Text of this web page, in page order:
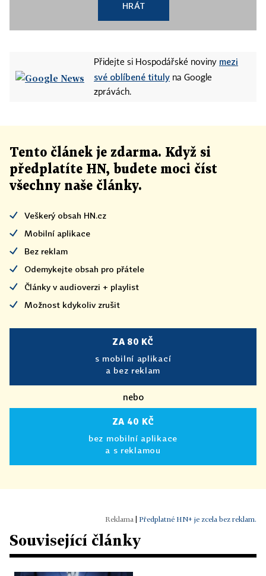
HRÁT
Přidejte si Hospodářské noviny mezi
své oblíbené tituly na Google
zprávách.
Tento článek je zdarma. Když si
předplatíte HN, budete moci číst
všechny naše články.
Veškerý obsah HN.cz
Mobilní aplikace
Bez reklam
Odemykejte obsah pro přátele
Články v audioverzi + playlist
Možnost kdykoliv zrušit
ZA 80 KČ
s mobilní aplikací
a bez reklam
nebo
ZA 40 KČ
bez mobilní aplikace
a s reklamou
Předplatné HN+ je zcela bez reklam.
Související články